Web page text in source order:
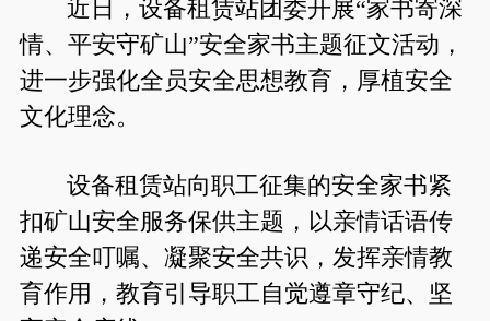
近日，设备租赁站团委开展“家书寄深
情、平安守矿山”安全家书主题征文活动，
进一步强化全员安全思想教育，厚植安全
文化理念。
设备租赁站向职工征集的安全家书紧
扣矿山安全服务保供主题，以亲情话语传
递安全叮嘱、凝聚安全共识，发挥亲情教
育作用，教育引导职工自觉遵章守纪、坚